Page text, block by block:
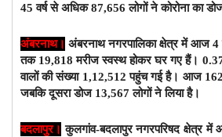
45 वर्ष से अधिक 87,656 लोगों ने कोरोना का
अंबरनाथ। अंबरनाथ नगरपालिका क्षेत्र में आज
तक 19,818 मरीज स्वस्थ होकर घर गए हैं।
वालों की संख्या 1,12,512 पहुंच गई है। आज
जबकि दूसरा डोज 13,567लोगों ने लिया है।
बदलापुर। कुलगांव-बदलापुर नगरपरिषद क्षेत्र